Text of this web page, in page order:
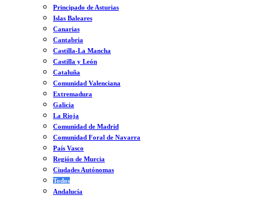
Principado de Asturias
Islas Baleares
Canarias
Cantabria
Castilla-La Mancha
Castilla y León
Cataluña
Comunidad Valenciana
Extremadura
Galicia
La Rioja
Comunidad de Madrid
Comunidad Foral de Navarra
País Vasco
Región de Murcia
Ciudades Autónomas
Todos
Andalucía